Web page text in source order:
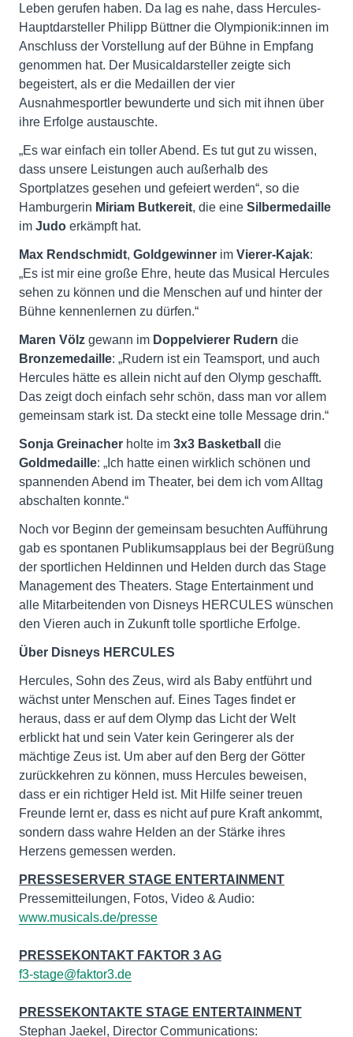
Leben gerufen haben. Da lag es nahe, dass Hercules-
Hauptdarsteller Philipp Büttner die Olympionik:innen im
Anschluss der Vorstellung auf der Bühne in Empfang
genommen hat. Der Musicaldarsteller zeigte sich
begeistert, als er die Medaillen der vier
Ausnahmesportler bewunderte und sich mit ihnen über
ihre Erfolge austauschte.
„Es war einfach ein toller Abend. Es tut gut zu wissen,
dass unsere Leistungen auch außerhalb des
Sportplatzes gesehen und gefeiert werden“, so die
Hamburgerin Miriam Butkereit, die eine Silbermedaille
im Judo erkämpft hat.
Max Rendschmidt, Goldgewinner im Vierer-Kajak:
„Es ist mir eine große Ehre, heute das Musical Hercules
sehen zu können und die Menschen auf und hinter der
Bühne kennenlernen zu dürfen.“
Maren Völz gewann im Doppelvierer Rudern die
Bronzemedaille: „Rudern ist ein Teamsport, und auch
Hercules hätte es allein nicht auf den Olymp geschafft.
Das zeigt doch einfach sehr schön, dass man vor allem
gemeinsam stark ist. Da steckt eine tolle Message drin.“
Sonja Greinacher holte im 3x3 Basketball die
Goldmedaille: „Ich hatte einen wirklich schönen und
spannenden Abend im Theater, bei dem ich vom Alltag
abschalten konnte.“
Noch vor Beginn der gemeinsam besuchten Aufführung
gab es spontanen Publikumsapplaus bei der Begrüßung
der sportlichen Heldinnen und Helden durch das Stage
Management des Theaters. Stage Entertainment und
alle Mitarbeitenden von Disneys HERCULES wünschen
den Vieren auch in Zukunft tolle sportliche Erfolge.
Über Disneys HERCULES
Hercules, Sohn des Zeus, wird als Baby entführt und
wächst unter Menschen auf. Eines Tages findet er
heraus, dass er auf dem Olymp das Licht der Welt
erblickt hat und sein Vater kein Geringerer als der
mächtige Zeus ist. Um aber auf den Berg der Götter
zurückkehren zu können, muss Hercules beweisen,
dass er ein richtiger Held ist. Mit Hilfe seiner treuen
Freunde lernt er, dass es nicht auf pure Kraft ankommt,
sondern dass wahre Helden an der Stärke ihres
Herzens gemessen werden.
PRESSESERVER STAGE ENTERTAINMENT
Pressemitteilungen, Fotos, Video & Audio:
www.musicals.de/presse
PRESSEKONTAKT FAKTOR 3 AG
f3-stage@faktor3.de
PRESSEKONTAKTE STAGE ENTERTAINMENT
Stephan Jaekel, Director Communications: